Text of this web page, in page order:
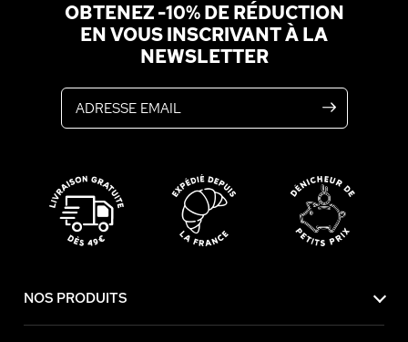
OBTENEZ -10% DE RÉDUCTION
EN VOUS INSCRIVANT À LA
NEWSLETTER
NOS PRODUITS